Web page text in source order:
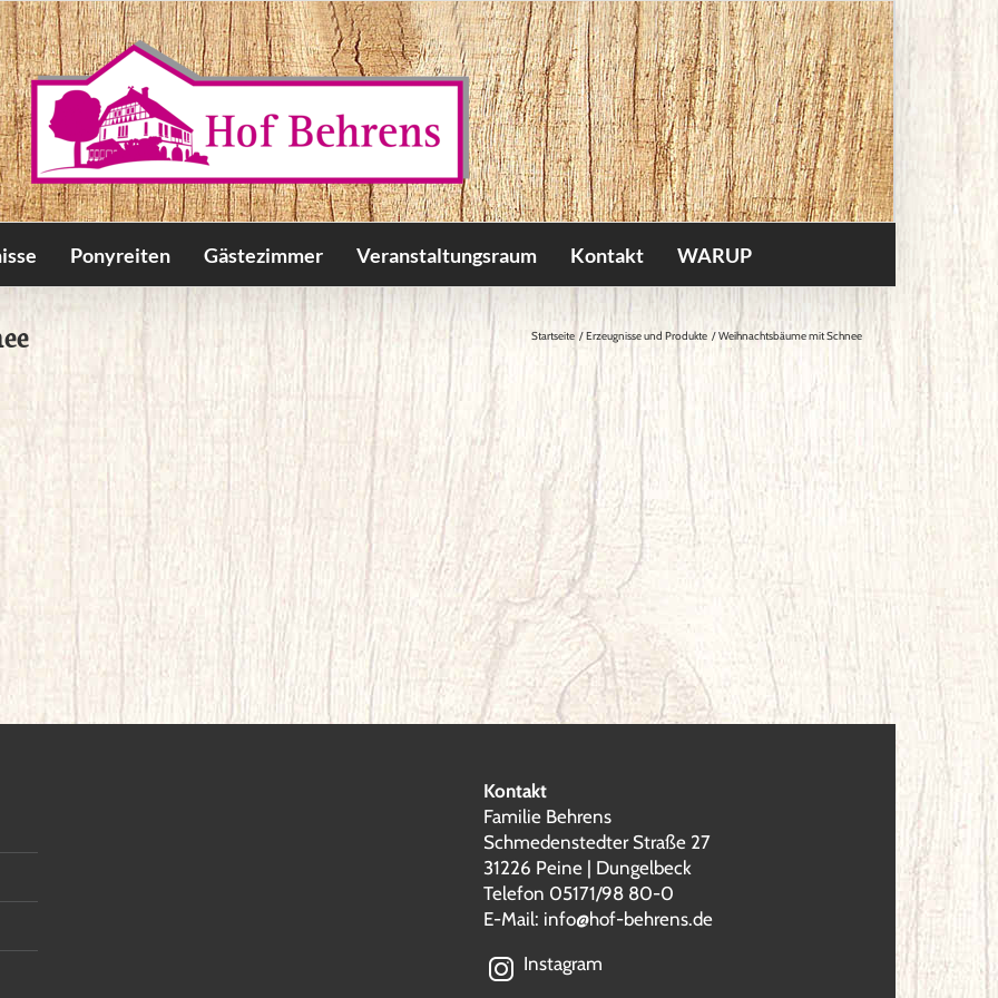
Ponyreiten Gästezimmer Veranstaltungsraum Kontakt WARUP
Startseite Erzeugnisse und Produkte Weihnachtsbäume mit Schnee
Kontakt
Familie Behrens
Schmedenstedter Straße 27
31226 Peine | Dungelbeck
Telefon 05171/98 80-0
E-Mail: info@hof-behrens.de
Instagram